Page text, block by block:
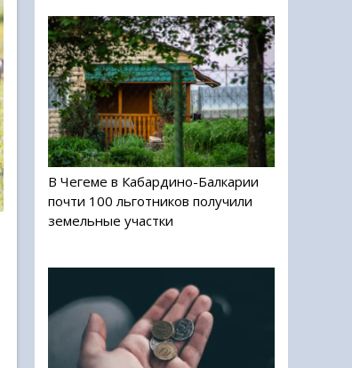
В Чегеме в Кабардино-Балкарии
почти 100 льготников получили
земельные участки